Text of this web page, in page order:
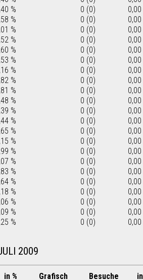
% 0 (0)
0,00
% 0 (0)
0,00
% 0 (0)
0,00
% 0 (0)
0,00
% 0 (0)
0,00
% 0 (0)
0,00
% 0 (0)
0,00
% 0 (0)
0,00
% 0 (0)
0,00
% 0 (0)
0,00
% 0 (0)
0,00
% 0 (0)
0,00
% 0 (0)
0,00
% 0 (0)
0,00
% 0 (0)
0,00
% 0 (0)
0,00
% 0 (0)
0,00
% 0 (0)
0,00
% 0 (0)
0,00
% 0 (0)
0,00
% 0 (0)
0,00
% 0 (0) 0,00
2009
in % Grafisch Besuche